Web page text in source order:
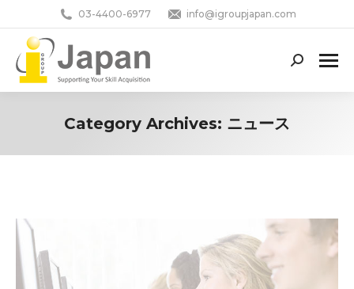
03-4400-6977 info@igroupjapan.com
Search:
Category Archives: ニュース